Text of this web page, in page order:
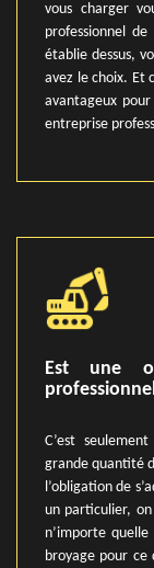
vous charger
professionnel
établie dessus,
avez le choix. Et
avantageux
entreprise
Est une
C’est
grande quantité
l’obligation de
un particulier,
n’importe
broyage pour